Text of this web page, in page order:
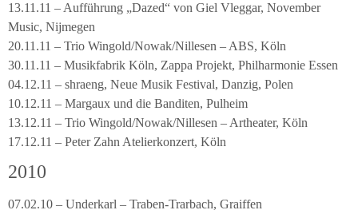
13.11.11 – Aufführung „Dazed“ von Giel Vleggar, November
Music, Nijmegen
20.11.11 – Trio Wingold/Nowak/Nillesen – ABS, Köln
30.11.11 – Musikfabrik Köln, Zappa Projekt, Philharmonie Essen
04.12.11 – shraeng, Neue Musik Festival, Danzig, Polen
10.12.11 – Margaux und die Banditen, Pulheim
13.12.11 – Trio Wingold/Nowak/Nillesen – Artheater, Köln
17.12.11 – Peter Zahn Atelierkonzert, Köln
2010
07.02.10 – Underkarl – Traben-Trarbach, Graiffen